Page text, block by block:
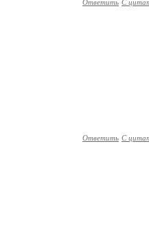
Ответить С